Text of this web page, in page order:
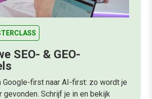
SEO- & GEO-
Google-first naar AI-first: zo wordt je
gevonden. Schrijf je in en bekijk